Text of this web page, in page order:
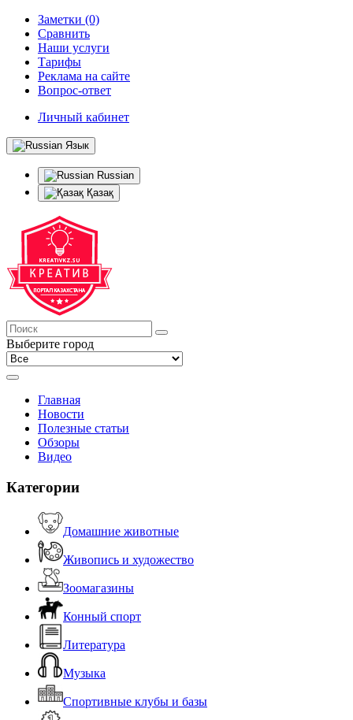
Заметки (0)
Сравнить
Наши услуги
Тарифы
Реклама на сайте
Вопрос-ответ
Личный кабинет
Язык
Russian
Қазақ
Выберите город
Главная
Новости
Полезные статьи
Обзоры
Видео
Категории
Домашние животные
Живопись и художество
Зоомагазины
Конный спорт
Литература
Музыка
Спортивные клубы и базы